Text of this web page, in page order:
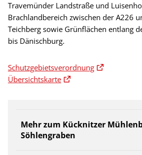
Travemünder Landstraße und
Brachlandbereich zwischen der A226
Teichberg sowie Grünflächen entlang
bis Dänischburg.
Schutzgebietsverordnung
Übersichtskarte
Mehr zum Kücknitzer
Söhlengraben